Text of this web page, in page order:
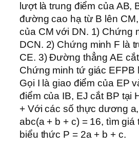
lượt là trung điểm của AB,
đường cao hạ từ B lên
của CM với DN. 1) Chứng
DCN. 2) Chứng minh F là
CE. 3) Đường thẳng AE
Chứng minh tứ giác EFPB
Gọi I là giao điểm của EP
điểm của IB, EJ cắt BP tại
+ Với các số thực dương
abc(a + b + c) = 16, tìm giá
biểu thức P = 2a + b + c.